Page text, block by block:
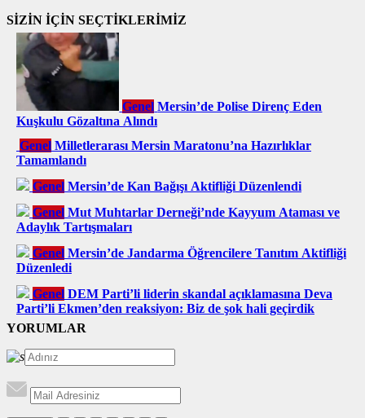
SİZİN İÇİN SEÇTİKLERİMİZ
Genel Mersin’de Polise Direnç Eden
Kuşkulu Gözaltına Alındı
Genel Milletlerarası Mersin Maratonu’na Hazırlıklar
Tamamlandı
Genel Mersin’de Kan Bağışı Aktifliği Düzenlendi
Genel Mut Muhtarlar Derneği’nde Kayyum Ataması ve
Adaylık Tartışmaları
Genel Mersin’de Jandarma Öğrencilere Tanıtım Aktifliği
Düzenledi
Genel DEM Parti’li liderin skandal açıklamasına Deva
Parti’li Ekmen’den reaksiyon: Biz de şok hali geçirdik
YORUMLAR